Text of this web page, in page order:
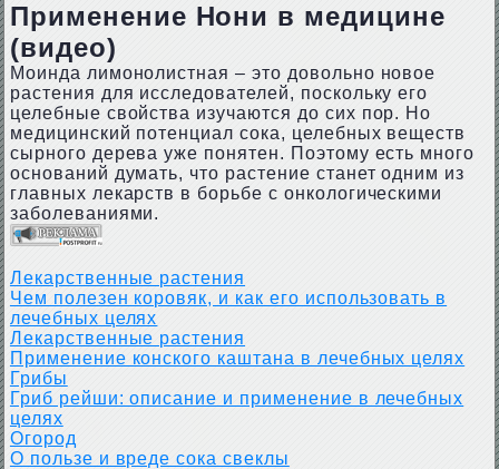
Применение Нони в медицине
(видео)
Моинда лимонолистная – это довольно новое
растения для исследователей, поскольку его
целебные свойства изучаются до сих пор. Но
медицинский потенциал сока, целебных веществ
сырного дерева уже понятен. Поэтому есть много
оснований думать, что растение станет одним из
главных лекарств в борьбе с онкологическими
заболеваниями.
Лекарственные растения
Чем полезен коровяк, и как его использовать в
лечебных целях
Лекарственные растения
Применение конского каштана в лечебных целях
Грибы
Гриб рейши: описание и применение в лечебных
целях
Огород
О пользе и вреде сока свеклы